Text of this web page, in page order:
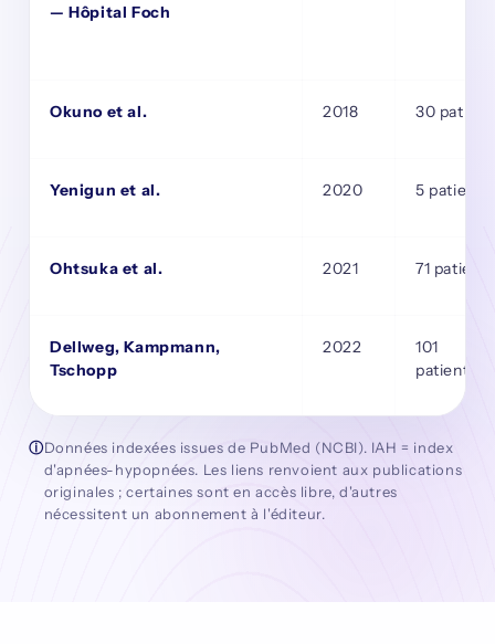
— Hôpital Foch
Okuno et al. 2018 30
Yenigun et al. 2020 5 patients
Ohtsuka et al. 2021 71 patients
Dellweg, Kampmann,
Tschopp
2022
101
patients
ⓘDonnées indexées issues de PubMed (NCBI). IAH = index
d'apnées-hypopnées. Les liens renvoient aux publications
originales ; certaines sont en accès libre, d'autres
nécessitent un abonnement à l'éditeur.